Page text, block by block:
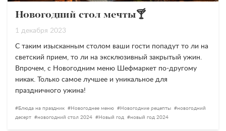
Новогодний стол мечты🍸
1 декабря 2023
С таким изысканным столом ваши гости попадут то ли на
светский прием, то ли на эксклюзивный закрытый ужин.
Впрочем, с Новогодним меню Шефмаркет по-другому
никак. Только самое лучшее и уникальное для
праздничного ужина!
Блюда на праздник Новогоднее меню Новогодние рецепты
новогодний
десерт
новогодний стол 2024 Новый год новый год 2024